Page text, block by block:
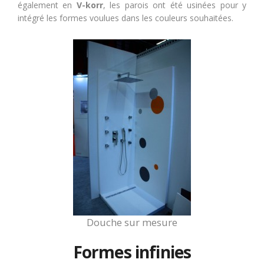
également en V-korr, les parois ont été usinées pour y
intégré les formes voulues dans les couleurs souhaitées.
Douche sur mesure
Formes infinies